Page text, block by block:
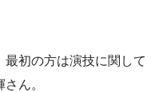
最初の方は演技に関して
ん。